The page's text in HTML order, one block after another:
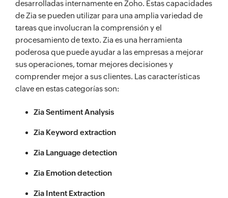
desarrolladas internamente en Zoho. Estas capacidades
de Zia se pueden utilizar para una amplia variedad de
tareas que involucran la comprensión y el
procesamiento de texto. Zia es una herramienta
poderosa que puede ayudar a las empresas a mejorar
sus operaciones, tomar mejores decisiones y
comprender mejor a sus clientes. Las características
clave en estas categorías son:
Zia Sentiment Analysis
Zia Keyword extraction
Zia Language detection
Zia Emotion detection
Zia Intent Extraction